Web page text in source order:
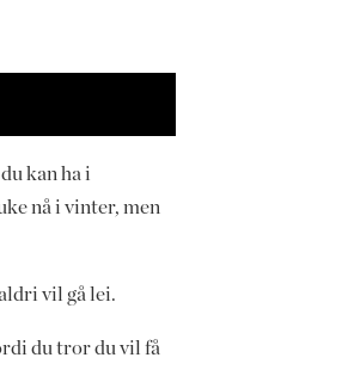
kan ha i
nå i vinter, men
vil gå lei.
du tror du vil få